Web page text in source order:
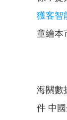
獲客智
童繪本
海關數
件 中